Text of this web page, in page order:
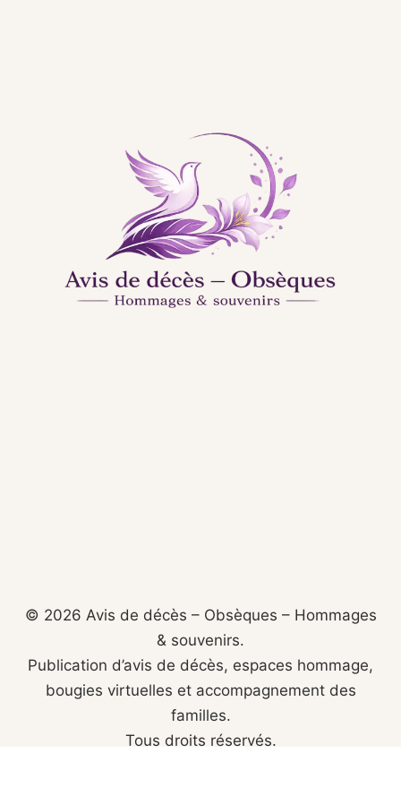
© 2026 Avis de décès – Obsèques – Hommages
& souvenirs.
Publication d’avis de décès, espaces hommage,
bougies virtuelles et accompagnement des
familles.
Tous droits réservés.